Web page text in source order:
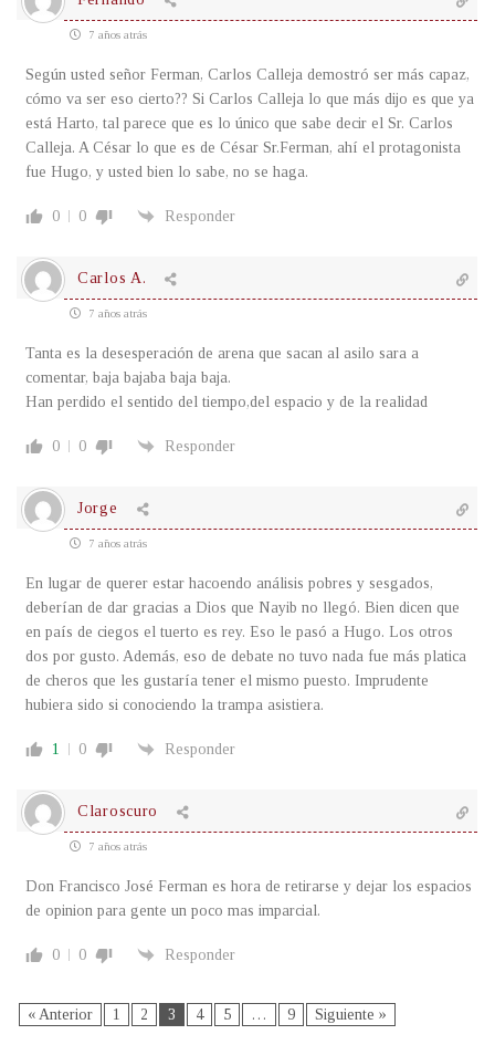
7 años atrás
Según usted señor Ferman, Carlos Calleja demostró ser más capaz,
cómo va ser eso cierto?? Si Carlos Calleja lo que más dijo es que ya
está Harto, tal parece que es lo único que sabe decir el Sr. Carlos
Calleja. A César lo que es de César Sr.Ferman, ahí el protagonista
fue Hugo, y usted bien lo sabe, no se haga.
0 0 Responder
Carlos A.
7 años atrás
Tanta es la desesperación de arena que sacan al asilo sara a
comentar, baja bajaba baja baja.
Han perdido el sentido del tiempo,del espacio y de la realidad
0 0 Responder
Jorge
7 años atrás
En lugar de querer estar hacoendo análisis pobres y sesgados,
deberían de dar gracias a Dios que Nayib no llegó. Bien dicen que
en país de ciegos el tuerto es rey. Eso le pasó a Hugo. Los otros
dos por gusto. Además, eso de debate no tuvo nada fue más platica
de cheros que les gustaría tener el mismo puesto. Imprudente
hubiera sido si conociendo la trampa asistiera.
1 0 Responder
Claroscuro
7 años atrás
Don Francisco José Ferman es hora de retirarse y dejar los espacios
de opinion para gente un poco mas imparcial.
0 0 Responder
« Anterior 1 2 3 4 5 … 9 Siguiente »